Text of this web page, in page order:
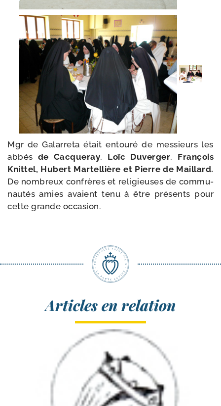
Mgr de Galarreta était entou­ré de mes­sieurs les
abbés de Cacqueray, Loïc Duverger, François
Knittel, Hubert Martellière et Pierre de Maillard.
De nom­breux confrères et reli­gieuses de com­mu­
nau­tés amies avaient tenu à être pré­sents pour
cette grande occasion.
Articles en relation